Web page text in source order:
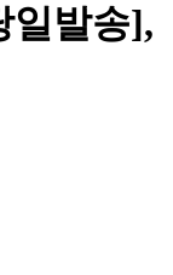
일발송],